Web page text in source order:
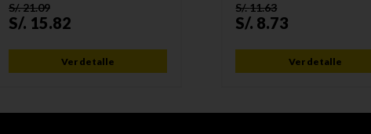
S/.21.09
S/. 15.82
Ver detalle
S/.11.63
S/. 8.73
Ver detalle